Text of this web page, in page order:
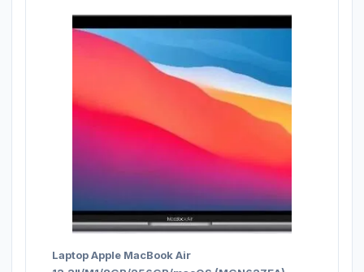
Laptop Apple MacBook Air